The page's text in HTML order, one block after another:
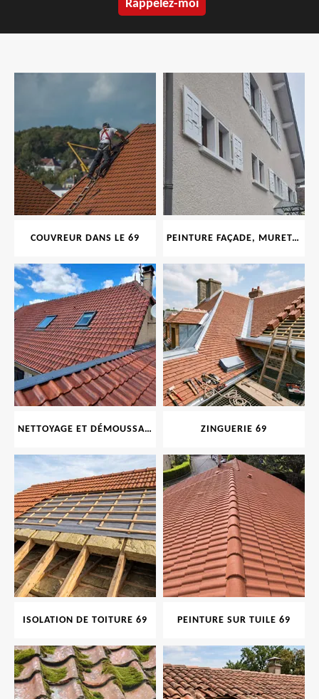
COUVREUR DANS LE 69 PEINTURE FAÇADE, MURET, TOITURE, BOISERIE, FERRONERIE, GOUTTIÈRE 69
NETTOYAGE ET DÉMOUSSAGE DE TOITURE ET FAÇADE 69 ZINGUERIE 69
ISOLATION DE TOITURE 69 PEINTURE SUR TUILE 69